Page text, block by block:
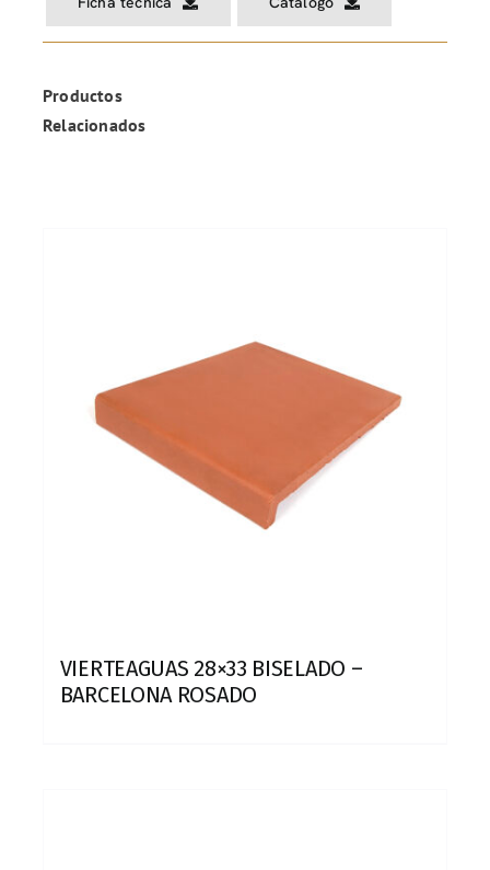
Productos
Relacionados
VIERTEAGUAS 28×33 BISELADO –
BARCELONA ROSADO